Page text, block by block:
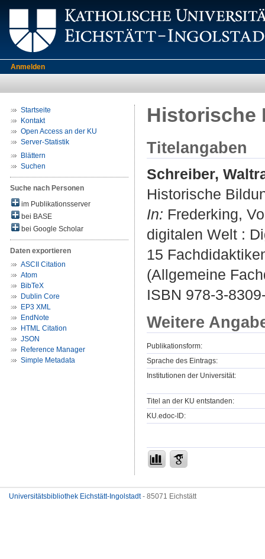
Anmelden
Startseite
Kontakt
Open Access an der KU
Server-Statistik
Blättern
Suchen
Suche nach Personen
im Publikationsserver
bei BASE
bei Google Scholar
Daten exportieren
ASCII Citation
Atom
BibTeX
Dublin Core
EP3 XML
EndNote
HTML Citation
JSON
Reference Manager
Simple Metadata
Historische
Titelangaben
Schreiber,
Historische
In: Frederking,
digitalen Welt :
15
(Allgemeine
ISBN 978-3-
Weitere
Publikationsform:
Sprache des Eintrags:
Institutionen der Universität:
Titel an der KU entstanden:
KU.edoc-ID:
Universitätsbibliothek Eichstätt-Ingolstadt- 85071 Eichstätt